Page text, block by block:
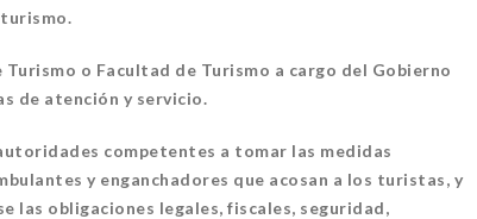
o Facultad de Turismo a cargo del Gobierno
de atención y servicio.
competentes a tomar las medidas
y enganchadores que acosan a los turistas, y
las obligaciones legales, fiscales, seguridad,
31 julio, 2026
OPERACIÓN COORDINADA
PARA RECUPERAR PREDIO